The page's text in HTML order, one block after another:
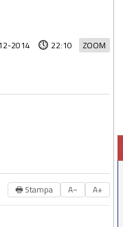
ZOOM
2014 22:10
🖶 Stampa A− A+